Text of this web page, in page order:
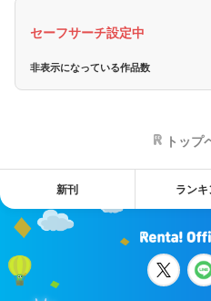
セーフサーチ設定中
非表示になっている作品数
トップ
新刊 ラン